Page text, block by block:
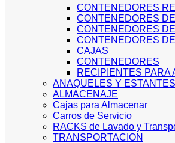
CONTENEDORES
CONTENEDORES
CONTENEDORES
CONTENEDORES
CAJAS
CONTENEDORES
RECIPIENTES PARA
ANAQUELES Y ESTANTES
ALMACENAJE
Cajas para Almacenar
Carros de Servicio
RACKS de Lavado y
TRANSPORTACION